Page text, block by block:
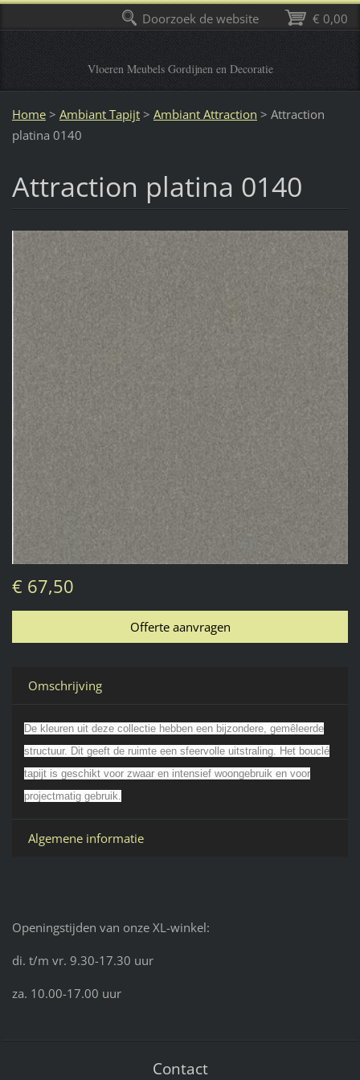
Vloeren Meubels Gordijnen en Decoratie
Home > Ambiant Tapijt > Ambiant Attraction > Attraction
platina 0140
Attraction platina 0140
€ 67,50
Omschrijving
De kleuren uit deze collectie hebben een bijzondere, gemêleerde
structuur. Dit geeft de ruimte een sfeervolle uitstraling. Het bouclé
tapijt is geschikt voor zwaar en intensief woongebruik en voor
projectmatig gebruik.
Algemene informatie
Openingstijden van onze XL-winkel:
di. t/m vr. 9.30-17.30 uur
za. 10.00-17.00 uur
Contact
€ 0,00
Doorzoek de website